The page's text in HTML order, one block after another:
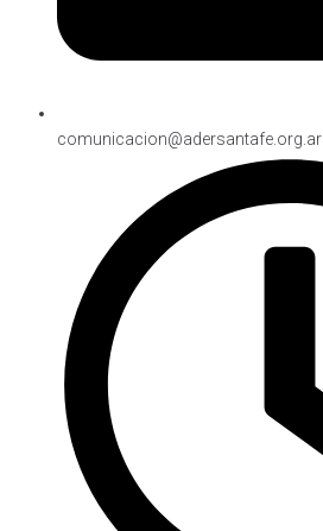
comunicacion@adersantafe.org.ar